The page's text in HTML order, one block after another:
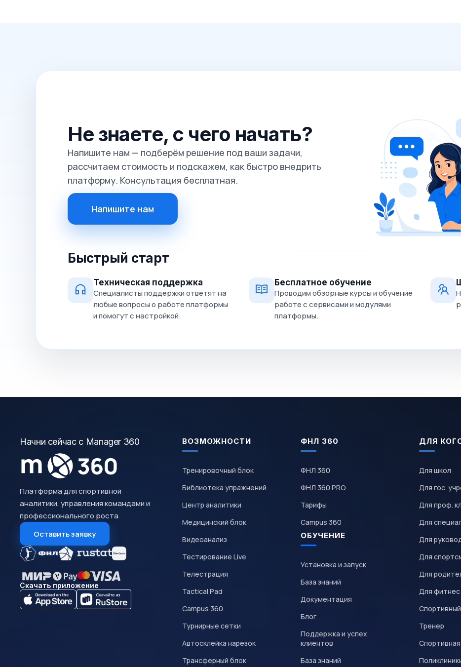
Не знаете, с чего начать?
Напишите нам — подберём решение под ваши задачи,
рассчитаем стоимость и подскажем, как быстро внедрить
платформу. Консультация бесплатная.
Напишите нам
Быстрый старт
Техническая поддержка
Специалисты поддержки ответят на
любые вопросы о работе платформы
и помогут с настройкой.
Бесплатное обучение
Проводим обзорные курсы и обучение
работе с сервисами и модулями
платформы.
Начни сейчас с Manager 360
Платформа для спортивной
аналитики, управления командами и
профессионального роста
Оставить заявку
Скачать приложение
ВОЗМОЖНОСТИ
Тренировочный блок
Библиотека упражнений
Центр аналитики
Медицинский блок
Видеоанализ
Тестирование Live
Телестрация
Tactical Pad
Campus 360
Турнирные сетки
Автосклейка нарезок
Трансферный блок
ФНЛ 360
ФНЛ 360
ФНЛ 360 PRO
Тарифы
Campus 360
ОБУЧЕНИЕ
Установка и запуск
База знаний
Документация
Блог
Поддержка и успех
клиентов
База знаний
ДЛЯ
Для школ
Для гос.
Для проф.
Для
Для
Для
Для
Для фитнес
Тренер